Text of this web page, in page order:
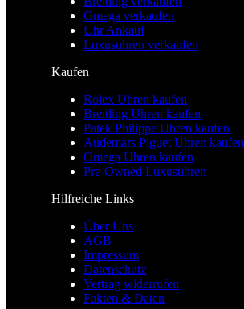
Omega verkaufen
Uhr Ankauf
Luxusuhren verkaufen
Kaufen
Rolex Uhren kaufen
Breitling Uhren kaufen
Patek Philippe Uhren kaufen
Audemars Piguet Uhren kaufen
Omega Uhren kaufen
Pre-Owned Luxusuhren
Hilfreiche Links
Über Uns
AGB
Impressum
Datenschutz
Vertrag widerrufen
Fakten & Daten